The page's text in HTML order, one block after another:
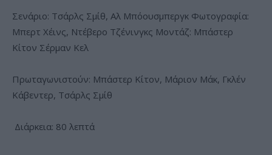
Σενάριο: Τσάρλς Σμίθ, Aλ Μπόουσμπεργκ Φωτογραφία:
Μπερτ Χέινς, Ντέβερο Τζένινγκς Μοντάζ: Μπάστερ
Κίτον Σέρμαν Κελ
Πρωταγωνιστούν: Μπάστερ Κίτον, Μάριον Μάκ, Γκλέν
Κάβεντερ, Τσάρλς Σμίθ
Διάρκεια: 80 λεπτά